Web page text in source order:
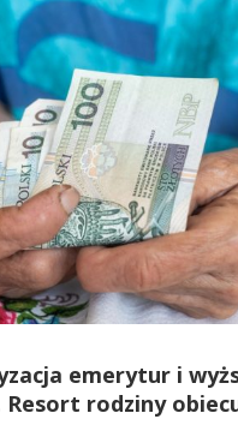
emerytur i
rodziny